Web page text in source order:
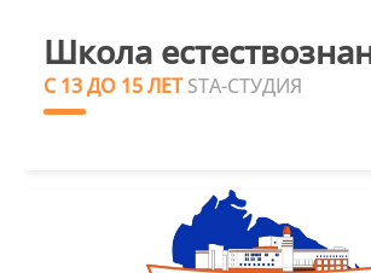
Школа
С 13 ДО 15 ЛЕТSTA-СТУДИЯ